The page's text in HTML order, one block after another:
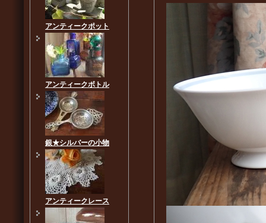
アンティークポット
アンティークボトル
銀★シルバーの小物
アンティークレース